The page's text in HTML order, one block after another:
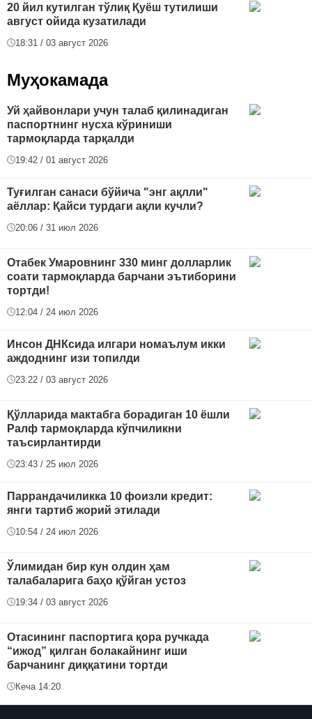
20 йил кутилган тўлиқ Қуёш тутилиши
август ойида кузатилади
18:31 / 03 август 2026
Муҳокамада
Уй ҳайвонлари учун талаб қилинадиган
паспортнинг нусха кўриниши
тармоқларда тарқалди
19:42 / 01 август 2026
Туғилган санаси бўйича "энг ақлли"
аёллар: Қайси турдаги ақли кучли?
20:06 / 31 июл 2026
Отабек Умаровнинг 330 минг долларлик
соати тармоқларда барчани эътиборини
тортди!
12:04 / 24 июл 2026
Инсон ДНКсида илгари номаълум икки
аждоднинг изи топилди
23:22 / 03 август 2026
Қўлларида мактабга борадиган 10 ёшли
Ралф тармоқларда кўпчиликни
таъсирлантирди
23:43 / 25 июл 2026
Паррандачиликка 10 фоизли кредит:
янги тартиб жорий этилади
10:54 / 24 июл 2026
Ўлимидан бир кун олдин ҳам
талабаларига баҳо қўйган устоз
19:34 / 03 август 2026
Отасининг паспортига қора ручкада
“ижод” қилган болакайнинг иши
барчанинг диққатини тортди
Кеча 14:20